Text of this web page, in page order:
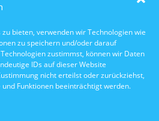
bieten, verwenden wir Technologien wie
zu speichern und/oder darauf
zustimmst, können wir Daten
IDs auf dieser Website
nicht erteilst oder zurückziehst,
Funktionen beeinträchtigt werden.
Schifffahrt